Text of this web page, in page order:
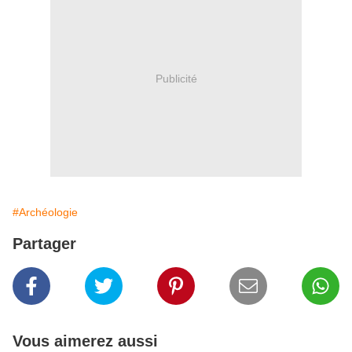
Publicité
#Archéologie
Partager
Vous aimerez aussi